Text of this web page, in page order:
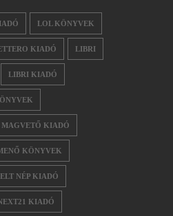
LOL KÖNYVEK
KIADÓ LIBRI
LIBRI KIADÓ
MAGVETŐ KIADÓ
KÖNYVEK
NÉP KIADÓ
KIADÓ